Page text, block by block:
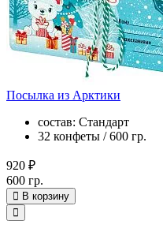
Посылка из Арктики
состав: Стандарт
32 конфеты / 600 гр.
920 ₽
600 гр.
В корзину